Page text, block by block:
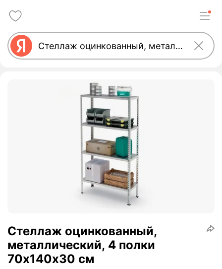
Стеллаж оцинкованный,
металлический, 4 полки
70х140х30 см